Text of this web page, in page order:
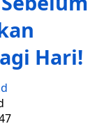
Hari!